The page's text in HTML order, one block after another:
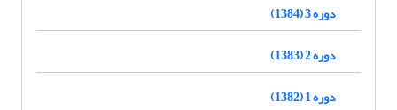
دوره 3 (1384)
دوره 2 (1383)
دوره 1 (1382)